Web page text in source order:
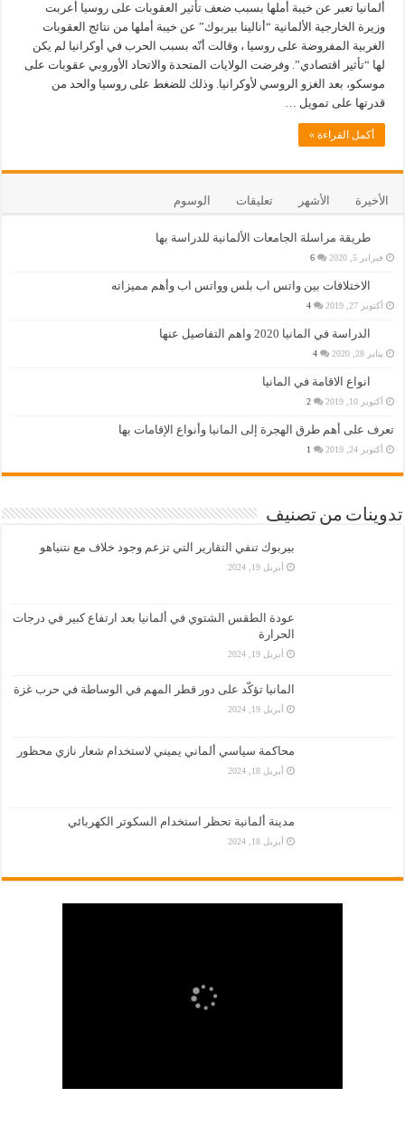
ألمانيا تعبر عن خيبة أملها بسبب ضعف تأثير العقوبات على روسيا أعربت
وزيرة الخارجية الألمانية “أنالينا بيربوك” عن خيبة أملها من نتائج العقوبات
الغربية المفروضة على روسيا ، وقالت أنّه بسبب الحرب في أوكرانيا لم يكن
لها “تأثير اقتصادي”. وفرضت الولايات المتحدة والاتحاد الأوروبي عقوبات على
موسكو، بعد الغزو الروسي لأوكرانيا. وذلك للضغط على روسيا والحد من
قدرتها على تمويل …
أكمل القراءة »
الأخيرة الأشهر تعليقات الوسوم
طريقة مراسلة الجامعات الألمانية للدراسة بها
فبراير 5, 2020 6
الاختلافات بين واتس اب بلس وواتس اب وأهم مميزاته
أكتوبر 27, 2019 4
الدراسة في المانيا 2020 واهم التفاصيل عنها
يناير 28, 2020 4
انواع الاقامة في المانيا
أكتوبر 10, 2019 2
تعرف على أهم طرق الهجرة إلى المانيا وأنواع الإقامات بها
أكتوبر 24, 2019 1
تدوينات من تصنيف
بيربوك تنفي التقارير التي تزعم وجود خلاف مع نتنياهو
أبريل 19, 2024
عودة الطقس الشتوي في ألمانيا بعد ارتفاع كبير في درجات
الحرارة
أبريل 19, 2024
المانيا تؤكّد على دور قطر المهم في الوساطة في حرب غزة
أبريل 19, 2024
محاكمة سياسي ألماني يميني لاستخدام شعار نازي محظور
أبريل 18, 2024
مدينة ألمانية تحظر استخدام السكوتر الكهربائي
أبريل 18, 2024